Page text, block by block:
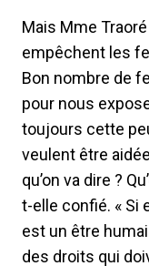
Mais Mme
empêchent les
Bon nombre de
pour nous
toujours cette
veulent être
qu’on va dire ?
t-elle confié. « Si
est un être
des droits qui